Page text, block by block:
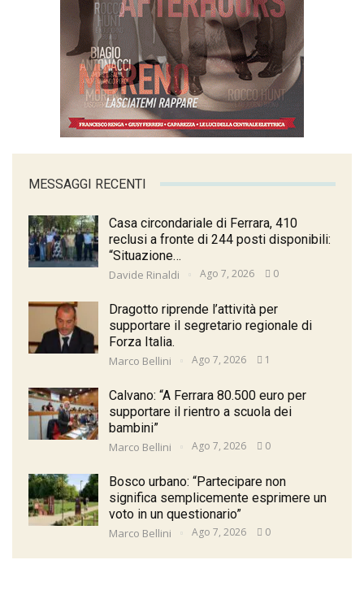
MESSAGGI RECENTI
Casa circondariale di Ferrara, 410
reclusi a fronte di 244 posti disponibili:
“Situazione…
Davide Rinaldi Ago 7, 2026 0
Dragotto riprende l’attività per
supportare il segretario regionale di
Forza Italia.
Marco Bellini Ago 7, 2026 1
Calvano: “A Ferrara 80.500 euro per
supportare il rientro a scuola dei
bambini”
Marco Bellini Ago 7, 2026 0
Bosco urbano: “Partecipare non
significa semplicemente esprimere un
voto in un questionario”
Marco Bellini Ago 7, 2026 0